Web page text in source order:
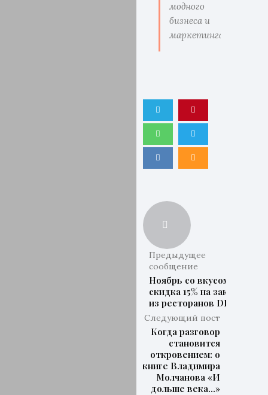
модного
бизнеса и
маркетинга.
Предыдущее
сообщение
Ноябрь со вкусом:
скидка 15% на заказы
из ресторанов DEDA
Следующий пост
Когда разговор
становится
откровением: о
книге Владимира
Молчанова «И
дольше века…»